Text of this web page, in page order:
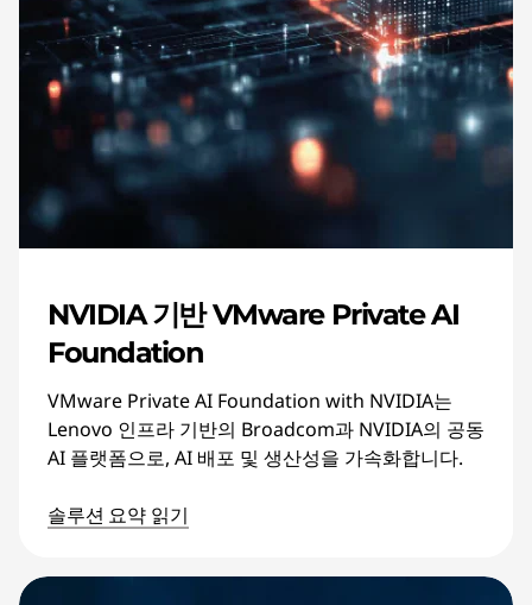
NVIDIA 기반 VMware Private AI
Foundation
VMware Private AI Foundation with NVIDIA는
Lenovo 인프라 기반의 Broadcom과 NVIDIA의 공동
AI 플랫폼으로, AI 배포 및 생산성을 가속화합니다.
솔루션 요약 읽기